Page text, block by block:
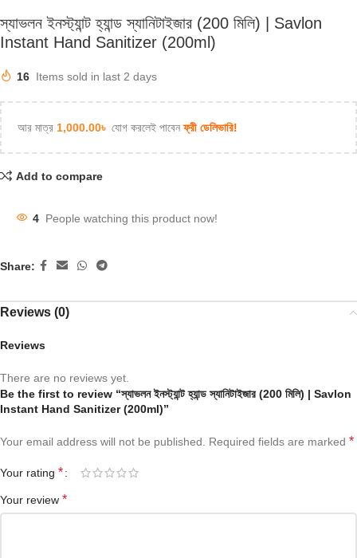
স্যাভলন ইনস্ট্যান্ট হ্যান্ড স্যানিটাইজার (200 মিলি) | Savlon
Instant Hand Sanitizer (200ml)
16 Items sold in last 2 days
আর মাত্র 1,000.00৳ যোগ করলেই পাবেনফ্রী ডেলিভারি!
Add to compare
4 People watching this product now!
Share:
Reviews (0)
Reviews
There are no reviews yet.
Be the first to review “স্যাভলন ইনস্ট্যান্ট হ্যান্ড স্যানিটাইজার (200 মিলি) | Savlon
Instant Hand Sanitizer (200ml)”
Your email address will not be published. Required fields are marked *
Your rating *
Your review *